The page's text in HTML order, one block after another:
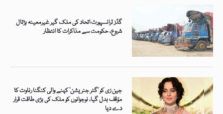
گڈز ٹرانسپورٹ اتحاد کی ملک گیر غیرمعینہ ہڑتال
شروع، حکومت سے مذاکرات کا انتظار
جین زی کو ’گٹر جنریشن‘ کہنے والی کنگنا رناوت کا
مؤقف بدل گیا، نوجوانوں کو ملک کی بڑی طاقت قرار
دے دیا